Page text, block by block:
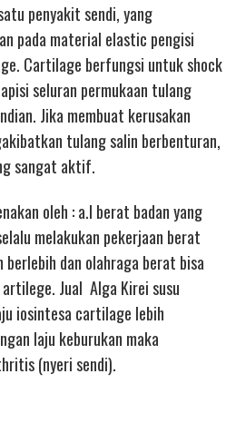
penyakit sendi, yang
pada material elastic pengisi
Cartilage berfungsi untuk shock
seluran permukaan tulang
Jika membuat kerusakan
tulang salin berbenturan,
sangat aktif.
oleh : a.l berat badan yang
melakukan pekerjaan berat
berlebih dan olahraga berat bisa
Jual Alga Kirei susu
iosintesa cartilage lebih
laju keburukan maka
(nyeri sendi).